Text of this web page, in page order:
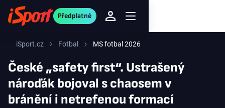
Předplatné
iSport.cz Fotbal MS fotbal 2026
České „safety first“. Ustrašený
nároďák bojoval s chaosem v
bránění i netrefenou formací